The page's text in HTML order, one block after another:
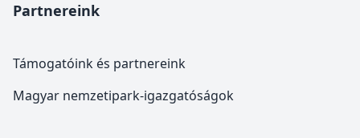
Partnereink
Támogatóink és partnereink
Magyar nemzetipark-igazgatóságok